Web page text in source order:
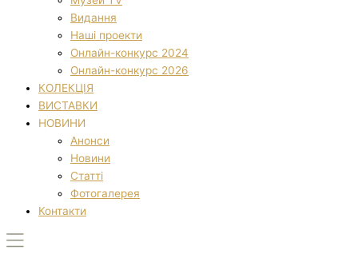
Видання
Наші проекти
Онлайн-конкурс 2024
Онлайн-конкурс 2026
КОЛЕКЦІЯ
ВИСТАВКИ
НОВИНИ
Анонси
Новини
Статті
Фотогалерея
Контакти